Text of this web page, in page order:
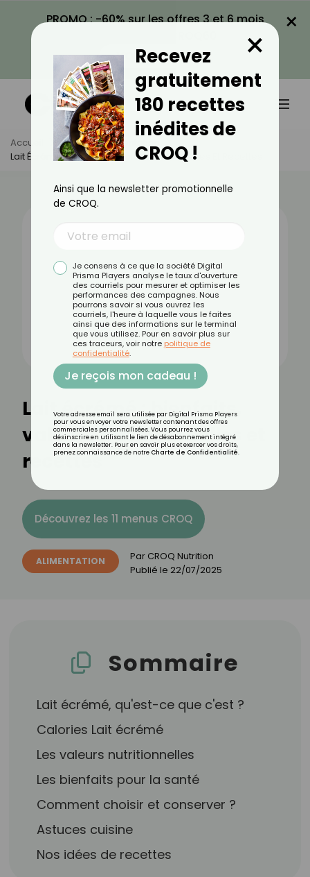
PROMO : -60% sur les offres 3 et 6 mois
VOIR LA PROMO
×
Accueil Actus
Alimentation
Lait Écrémé : Bienfaits, Valeurs Nutritionnelles Et Recettes
Lait écrémé : bienfaits,
valeurs nutritionnelles et
recettes
Découvrez les 11 menus CROQ
ALIMENTATION Par CROQ Nutrition
Publié le 22/07/2025
Sommaire
Lait écrémé, qu'est-ce que c'est ?
Calories Lait écrémé
Les valeurs nutritionnelles
Les bienfaits pour la santé
Comment choisir et conserver ?
Astuces cuisine
Nos idées de recettes
Recevez
gratuitement
180 recettes
inédites de
CROQ !
×
Ainsi que la newsletter promotionnelle
de CROQ.
Je consens à ce que la société Digital
Prisma Players analyse le taux d'ouverture
des courriels pour mesurer et optimiser les
performances des campagnes. Nous
pourrons savoir si vous ouvrez les
courriels, l'heure à laquelle vous le faites
ainsi que des informations sur le terminal
que vous utilisez. Pour en savoir plus sur
ces traceurs, voir notre politique de
confidentialité.
Je reçois mon cadeau !
Votre adresse email sera utilisée par Digital Prisma Players
pour vous envoyer votre newsletter contenant des offres
commerciales personnalisées. Vous pourrez vous
désinscrire en utilisant le lien de désabonnement intégré
dans la newsletter. Pour en savoir plus et exercer vos droits,
prenez connaissance de notre Charte de Confidentialité.